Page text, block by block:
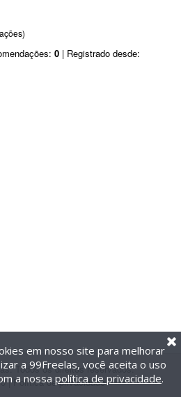
0 | Registrado desde:
Todos os direitos reservados.
| Política de privacidade
em nosso site para melhorar
a 99Freelas, você aceita o uso
a nossa política de privacidade.